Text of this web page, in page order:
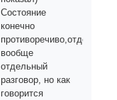
Состояние
конечно
противоречиво,отделка
вообще
отдельный
разговор, но как
говорится